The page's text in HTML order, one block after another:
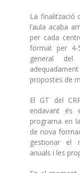
La finalització
l’aula acaba
per cada
format per 4-
general
propostes de
El GT del
endavant és
programa en
de nova
gestionar el
anuals i les